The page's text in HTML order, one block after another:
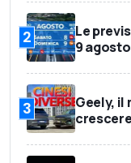
2
Le
9
3
Geely, il